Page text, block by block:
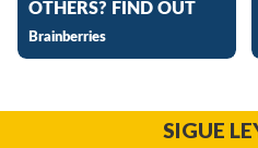
SIGUE